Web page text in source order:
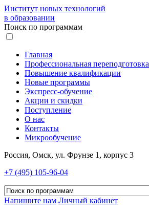
Институт новых технологий
в образовании
Поиск по программам
Главная
Профессиональная переподготовка
Повышение квалификации
Новые программы
Экспресс-обучение
Акции и скидки
Поступление
О нас
Контакты
Микрообучение
Россия, Омск, ул. Фрунзе 1, корпус 3
+7 (495) 105-96-04
Напишите нам Личный кабинет